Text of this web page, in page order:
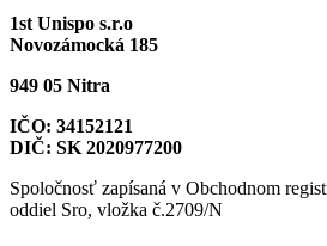
1st Unispo s.r.o
Novozámocká 185
949 05 Nitra
IČO: 34152121
DIČ: SK 2020977200
Spoločnosť zapísaná v Obchodnom
oddiel Sro, vložka č.2709/N